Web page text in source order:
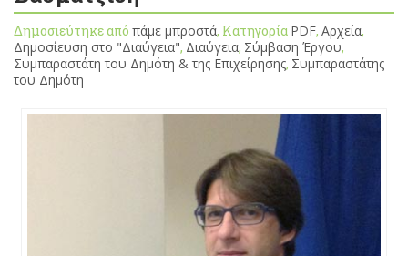
Δημοσιεύτηκε από πάμε μπροστά, Κατηγορία PDF, Αρχεία,
Δημοσίευση στο "Διαύγεια", Διαύγεια, Σύμβαση Έργου,
Συμπαραστάτη του Δημότη & της Επιχείρησης, Συμπαραστάτης
του Δημότη